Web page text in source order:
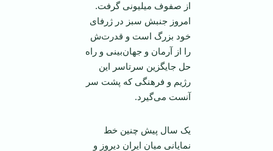
از صفوف میلیونی گرفت.
امروز جنبش سبز در ژرفای
خود بزرگ است و قدرت‌ش
را از آرمان و جهان‌بینی و راه
حل جایگزین سرتاسر این
رژیم و فرهنگی که پشت سر
آنست می‌گیرد.
یک سال پیش چنین خط
نمایانی میان ایران دیروز و